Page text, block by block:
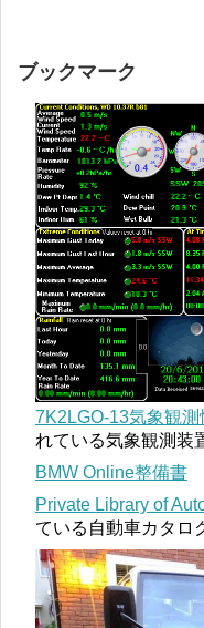
ブックマーク
7K2LGO-13気象観測
れている気象観測装
BMW Online整備書
Private Library of
ている自動車カタロ